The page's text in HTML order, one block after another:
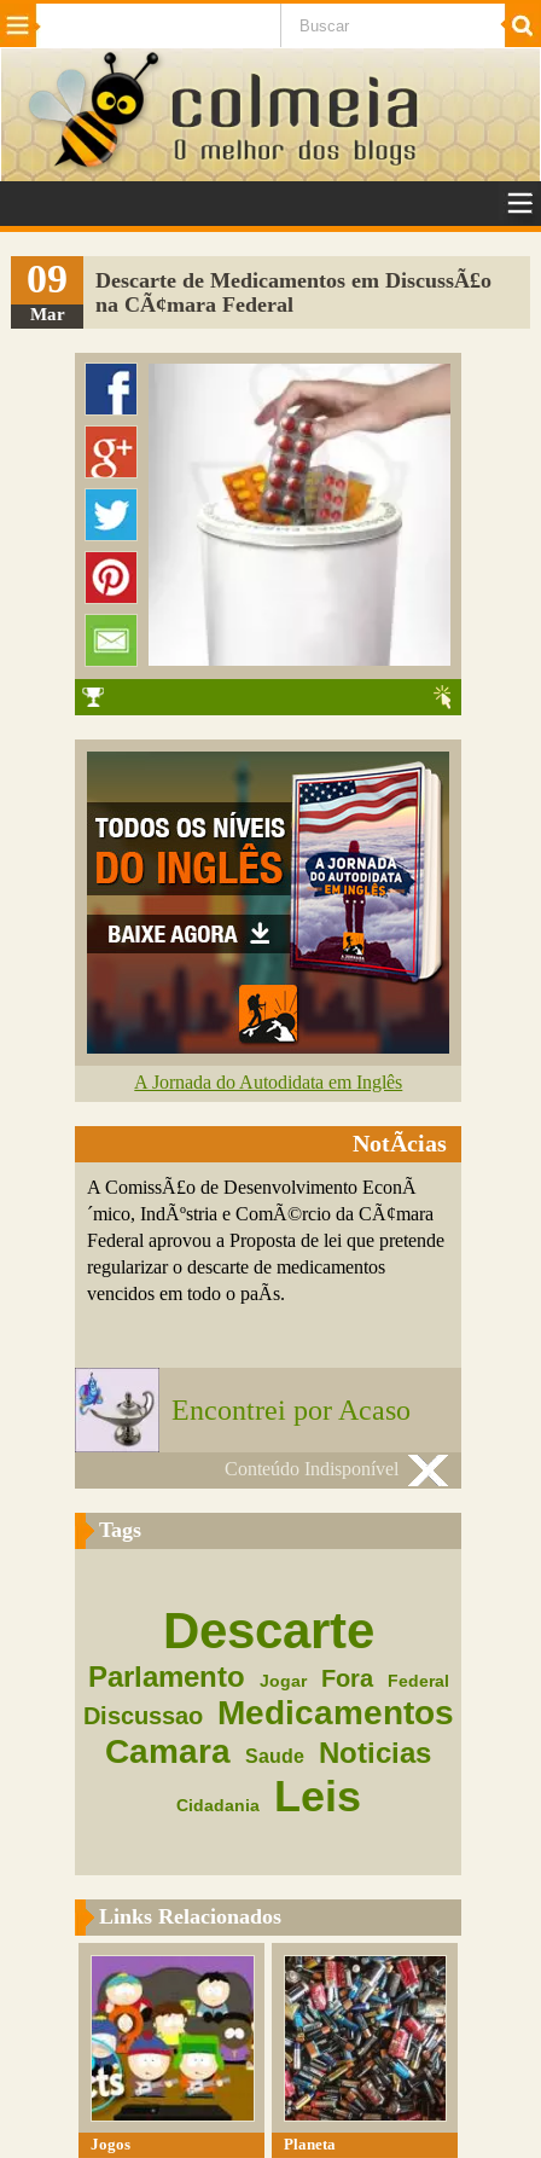
Beleza Cinema e TV
Internet Jogos NotÃ­cias SaÃºde
VeÃ­culos Adulto
Sugerir Link
Adicionar Blog
Colmeia Exchange
09
Mar
Descarte de Medicamentos em DiscussÃ£o
na CÃ¢mara Federal
A Jornada do Autodidata em Inglês
NotÃ­cias
A ComissÃ£o de Desenvolvimento EconÃ
´mico, IndÃºstria e ComÃ©rcio da CÃ¢mara
Federal aprovou a Proposta de lei que pretende
regularizar o descarte de medicamentos
vencidos em todo o paÃ­s.
Encontrei por Acaso
Conteúdo Indisponível
Tags
Descarte
Parlamento Jogar Fora Federal
Discussao
Medicamentos
Camara
Saude Noticias
Cidadania Leis
Links Relacionados
Jogos
Planeta